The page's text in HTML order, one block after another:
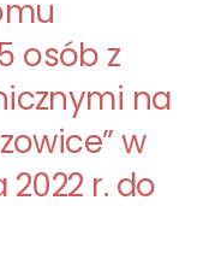
osób z
na
w
2022 r. do